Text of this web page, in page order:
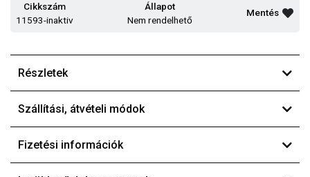
Cikkszám
11593-inaktiv
Állapot
Nem rendelhető
Mentés
Részletek
Szállítási, átvételi módok
Fizetési információk